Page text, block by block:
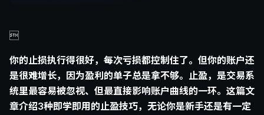

你的止损执行得很好，每次亏损都控制住了。但你的账户还
是很难增长，因为盈利的单子总是拿不够。止盈，是交易系
统里最容易被忽视、但最直接影响账户曲线的一环。这篇文
章介绍3种即学即用的止盈技巧，无论你是新手还是有一定